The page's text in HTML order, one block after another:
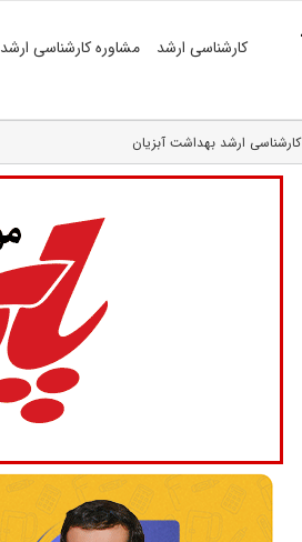
کارشناسی ارشد مشاوره کارشناسی ارشد
کارشناسی ارشد بهداشت آبزیان